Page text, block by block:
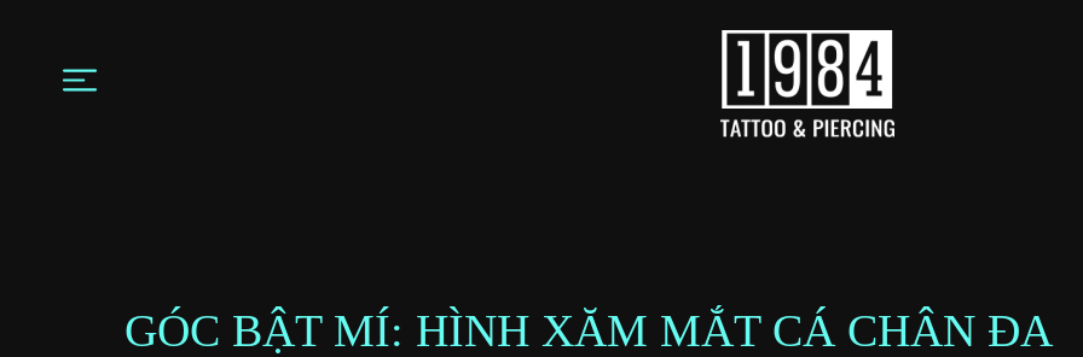
GÓC BẬT MÍ: HÌNH XĂM MẮT CÁ CHÂN ĐA